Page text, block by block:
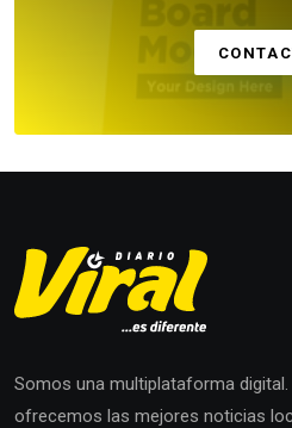
Somos una multiplataforma digital.
ofrecemos las mejores noticias